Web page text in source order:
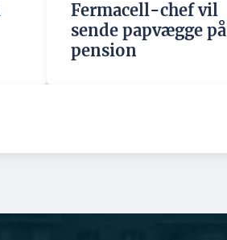
Fermacell-chef vil
sende papvægge på
pension